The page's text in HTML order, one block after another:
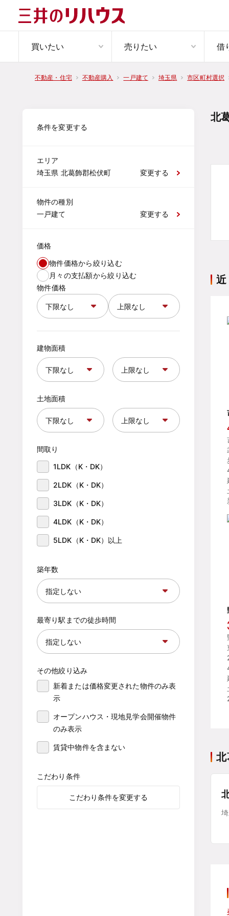
買いたい 売りたい 借
不動産・住宅 不動産購入 一戸建て 埼玉県 市区町村選択
条件を変更する
エリア
埼玉県 北葛飾郡松伏町
変更する
物件の種別
一戸建て
変更する
価格
物件価格から絞り込む
月々の支払額から絞り込む
物件価格
建物面積
土地面積
間取り
1LDK（K・DK）
2LDK（K・DK）
3LDK（K・DK）
4LDK（K・DK）
5LDK（K・DK）以上
築年数
最寄り駅までの徒歩時間
その他絞り込み
新着または価格変更された物件のみ表
示
オープンハウス・現地見学会開催物件
のみ表示
賃貸中物件を含まない
こだわり条件
こだわり条件を変更する
北